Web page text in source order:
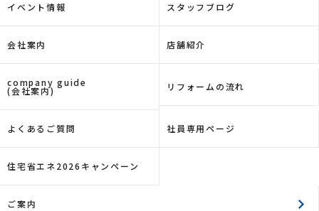
イベント情報 スタッフブログ
会社案内 店舗紹介
company guide
(会社案内) リフォームの流れ
よくあるご質問 社員専用ページ
住宅省エネ2026キャンペーン
ご案内